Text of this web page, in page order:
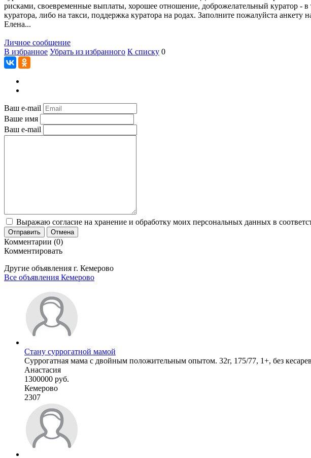
рисками, своевременные выплаты, хорошее отношение, доброжелательный куратор -
куратора, либо на такси, поддержка куратора на родах. Заполните пожалуйста
Елена...
Личное сообщение
В избранное Убрать из избранного К списку 0
Ваш e-mail
Ваше имя
Ваш e-mail
Выражаю согласие на хранение и обработку моих персональных данных в
Отправить Отмена
Комментарии (0)
Комментировать
Другие объявления г. Кемерово
Все объявления Кемерово
Стану суррогатной мамой
Суррогатная мама с двойным положительным опытом. 32г, 175/77, 1+, без
Анастасия
1300000 руб.
Кемерово
2307